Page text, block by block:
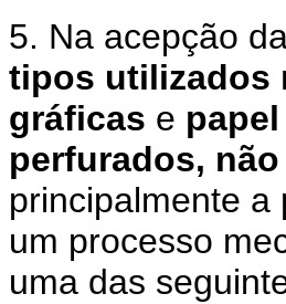
5. Na acepção
tipos utilizados
gráficas e
perfurados,
principalmente
um processo
uma das